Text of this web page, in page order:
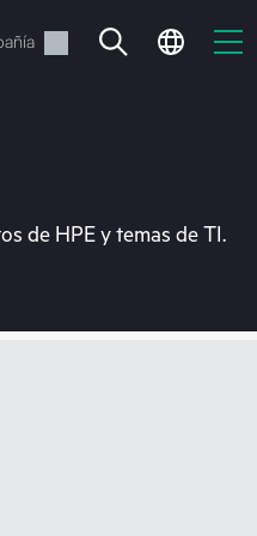
de HPE y temas de TI.